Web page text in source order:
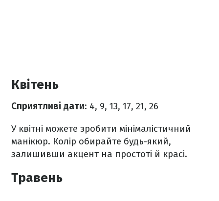
Квітень
Сприятливі дати: 4, 9, 13, 17, 21, 26
У квітні можете зробити мінімалістичний
манікюр. Колір обирайте будь-який,
залишивши акцент на простоті й красі.
Травень